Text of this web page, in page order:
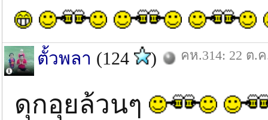
ตั้วพลา (124 ) คห.314: 22 ต.
ดุกอุยล้วนๆ